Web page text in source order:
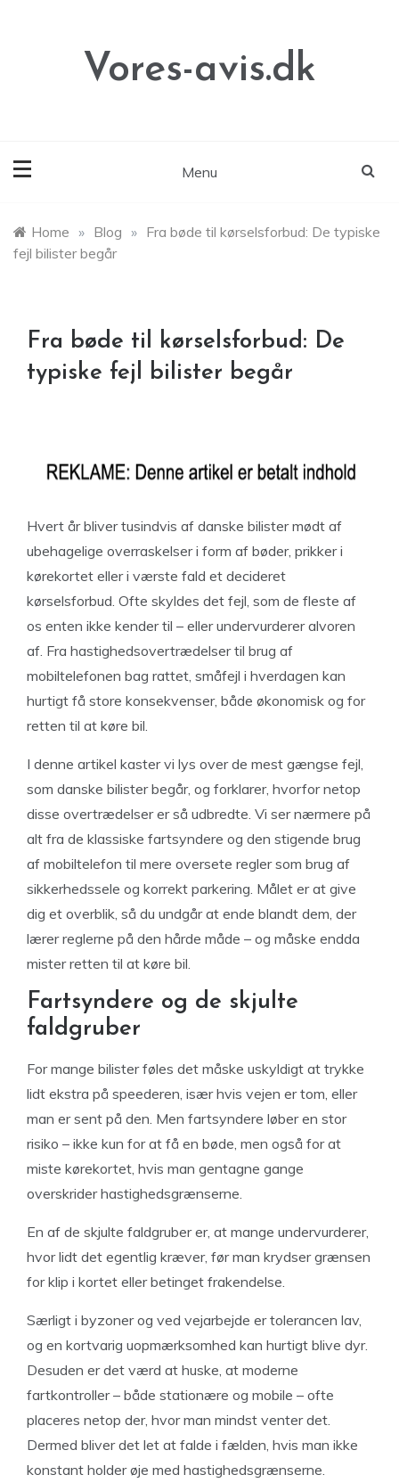
Vores-avis.dk
Menu
Home » Blog » Fra bøde til kørselsforbud: De typiske
fejl bilister begår
Fra bøde til kørselsforbud: De
typiske fejl bilister begår
Hvert år bliver tusindvis af danske bilister mødt af
ubehagelige overraskelser i form af bøder, prikker i
kørekortet eller i værste fald et decideret
kørselsforbud. Ofte skyldes det fejl, som de fleste af
os enten ikke kender til – eller undervurderer alvoren
af. Fra hastighedsovertrædelser til brug af
mobiltelefonen bag rattet, småfejl i hverdagen kan
hurtigt få store konsekvenser, både økonomisk og for
retten til at køre bil.
I denne artikel kaster vi lys over de mest gængse fejl,
som danske bilister begår, og forklarer, hvorfor netop
disse overtrædelser er så udbredte. Vi ser nærmere på
alt fra de klassiske fartsyndere og den stigende brug
af mobiltelefon til mere oversete regler som brug af
sikkerhedssele og korrekt parkering. Målet er at give
dig et overblik, så du undgår at ende blandt dem, der
lærer reglerne på den hårde måde – og måske endda
mister retten til at køre bil.
Fartsyndere og de skjulte
faldgruber
For mange bilister føles det måske uskyldigt at trykke
lidt ekstra på speederen, især hvis vejen er tom, eller
man er sent på den. Men fartsyndere løber en stor
risiko – ikke kun for at få en bøde, men også for at
miste kørekortet, hvis man gentagne gange
overskrider hastighedsgrænserne.
En af de skjulte faldgruber er, at mange undervurderer,
hvor lidt det egentlig kræver, før man krydser grænsen
for klip i kortet eller betinget frakendelse.
Særligt i byzoner og ved vejarbejde er tolerancen lav,
og en kortvarig uopmærksomhed kan hurtigt blive dyr.
Desuden er det værd at huske, at moderne
fartkontroller – både stationære og mobile – ofte
placeres netop der, hvor man mindst venter det.
Dermed bliver det let at falde i fælden, hvis man ikke
konstant holder øje med hastighedsgrænserne.